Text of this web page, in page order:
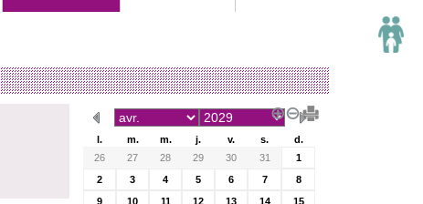
l. m. m. j. v. s.
d.
26
27 28 29 30 31
1
2
3 4 5 6 7
8
9
10 11 12 13 14
15